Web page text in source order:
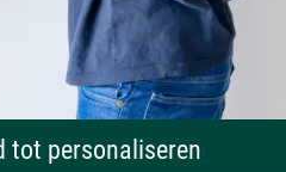
tot personaliseren